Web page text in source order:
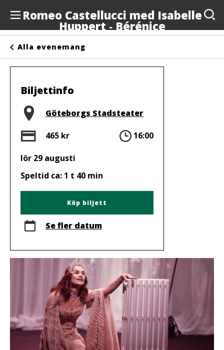
Romeo Castellucci med Isabelle
Huppert ‐ Bérénice
Anslagstavlan
Arrangörer
Kontakta oss
Om oss
Alla evenemang
Biljettinfo
Plats
Göteborgs Stadsteater
Pris
465 kr Tid
16:00
lör 29 augusti
Speltid ca: 1 t 40 min
Köp biljett
Se fler datum